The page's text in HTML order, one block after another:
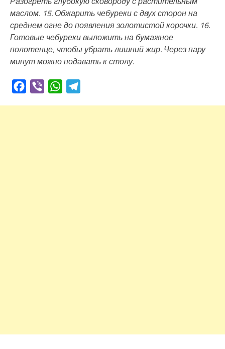
маслом. 15. Обжарить чебуреки с двух сторон на
среднем огне до появления золотистой корочки. 16.
Готовые чебуреки выложить на бумажное
полотенце, чтобы убрать лишний жир. Через пару
минут можно подавать к столу.
Facebook
Viber WhatsApp